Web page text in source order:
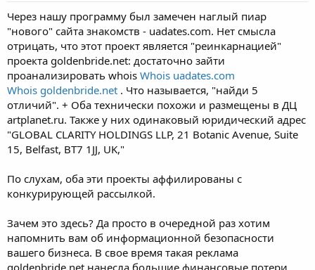
Через нашу программу был замечен наглый пиар
"нового" сайта знакомств - uadates.com. Нет смысла
отрицать, что этот проект является "реинкарнацией"
проекта goldenbride.net: достаточно зайти
проанализировать whois Whois uadates.com
Whois goldenbride.net . Что называется, "найди 5
отличий". + Оба технически похожи и размещены в ДЦ
artplanet.ru. Также у них одинаковый юридический адрес
"GLOBAL CLARITY HOLDINGS LLP, 21 Botanic Avenue, Suite
15, Belfast, BT7 1JJ, UK,"
По слухам, оба эти проекты аффилированы с
конкурирующей рассылкой.
Зачем это здесь? Да просто в очередной раз хотим
напомнить вам об информационной безопасности
вашего бизнеса. В свое время такая реклама
goldenbride.net нанесла большие финансовые потери